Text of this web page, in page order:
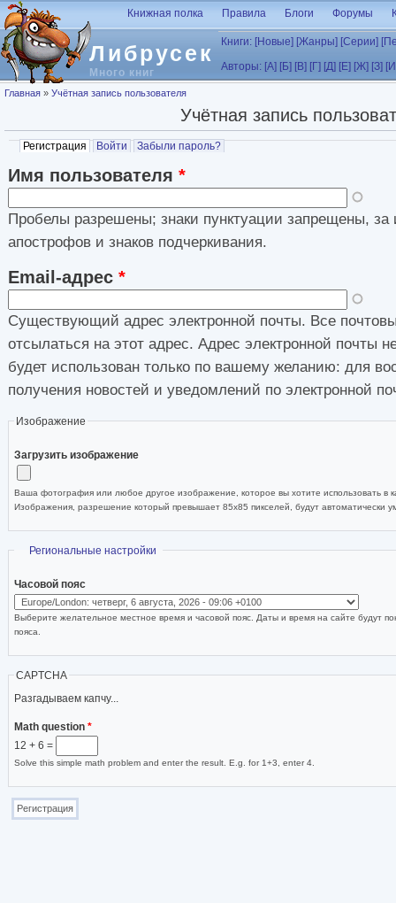
Перейти к основному содержанию
Либрусек
Много книг
Книжная полка Правила Блоги Форумы
Книги: [Новые] [Жанры] [Серии]
Авторы: [А] [Б] [В] [Г] [Д] [Е] [Ж] [З]
Вы здесь
Главная » Учётная запись пользователя
Учётная запись
Главные вкладки
Регистрация (активная вкладка)
Войти Забыли пароль?
Имя пользователя *
Пробелы разрешены; знаки пунктуации запрещены, за
апострофов и знаков подчеркивания.
Email-адрес *
Существующий адрес электронной почты. Все
отсылаться на этот адрес. Адрес электронной почты
будет использован только по вашему желанию: для
получения новостей и уведомлений по электронной
Изображение
Загрузить изображение
Ваша фотография или любое другое изображение, которое вы хотите использовать в
Изображения, разрешение который превышает 85x85 пикселей, будут автоматически
Скрыть
Региональные настройки
Часовой пояс
Выберите желательное местное время и часовой пояс. Даты и время на сайте будут
пояса.
CAPTCHA
Разгадываем капчу...
Math question *
12 + 6 =
Solve this simple math problem and enter the result. E.g. for 1+3, enter 4.